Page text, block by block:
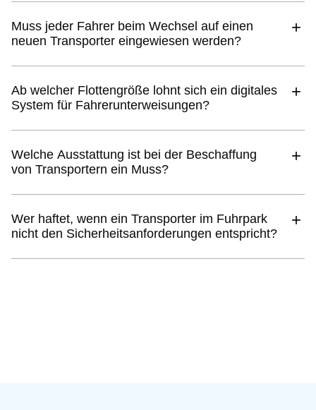
Muss jeder Fahrer beim Wechsel auf einen
neuen Transporter eingewiesen werden?
Ab welcher Flottengröße lohnt sich ein digitales
System für Fahrerunterweisungen?
Welche Ausstattung ist bei der Beschaffung
von Transportern ein Muss?
Wer haftet, wenn ein Transporter im Fuhrpark
nicht den Sicherheitsanforderungen entspricht?